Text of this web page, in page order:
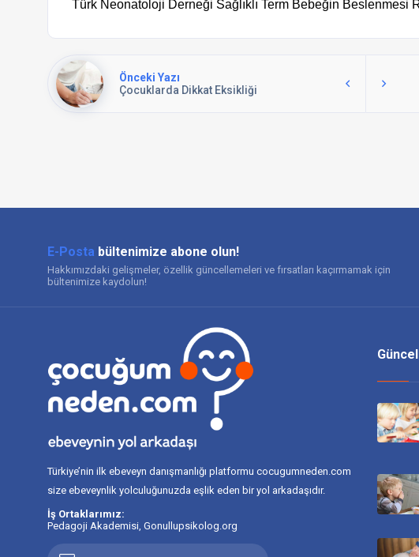
Türk Neonatoloji Derneği Sağlıklı Term Bebeğin Beslenmesi
Önceki Yazı
Çocuklarda Dikkat Eksikliği
E-Posta bültenimize abone olun!
Hakkımızdaki gelişmeler, özellik güncellemeleri ve fırsatları kaçırmamak için
bültenimize kaydolun!
Türkiye’nin ilk ebeveyn danışmanlığı platformu cocugumneden.com
size ebeveynlik yolculuğunuzda eşlik eden bir yol arkadaşıdır.
İş Ortaklarımız:
Pedagoji Akademisi Gonullupsikolog.org